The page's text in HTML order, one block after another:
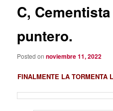
C,
puntero.
Posted onnoviembre 11, 2022
FINALMENTE LA TORMENTA